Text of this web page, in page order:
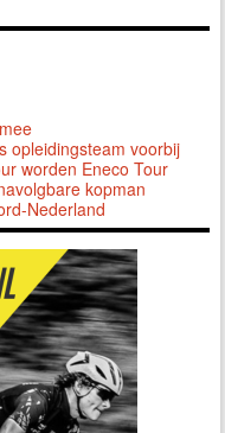
opleidingsteam voorbij
worden Eneco Tour
kopman
Nederland